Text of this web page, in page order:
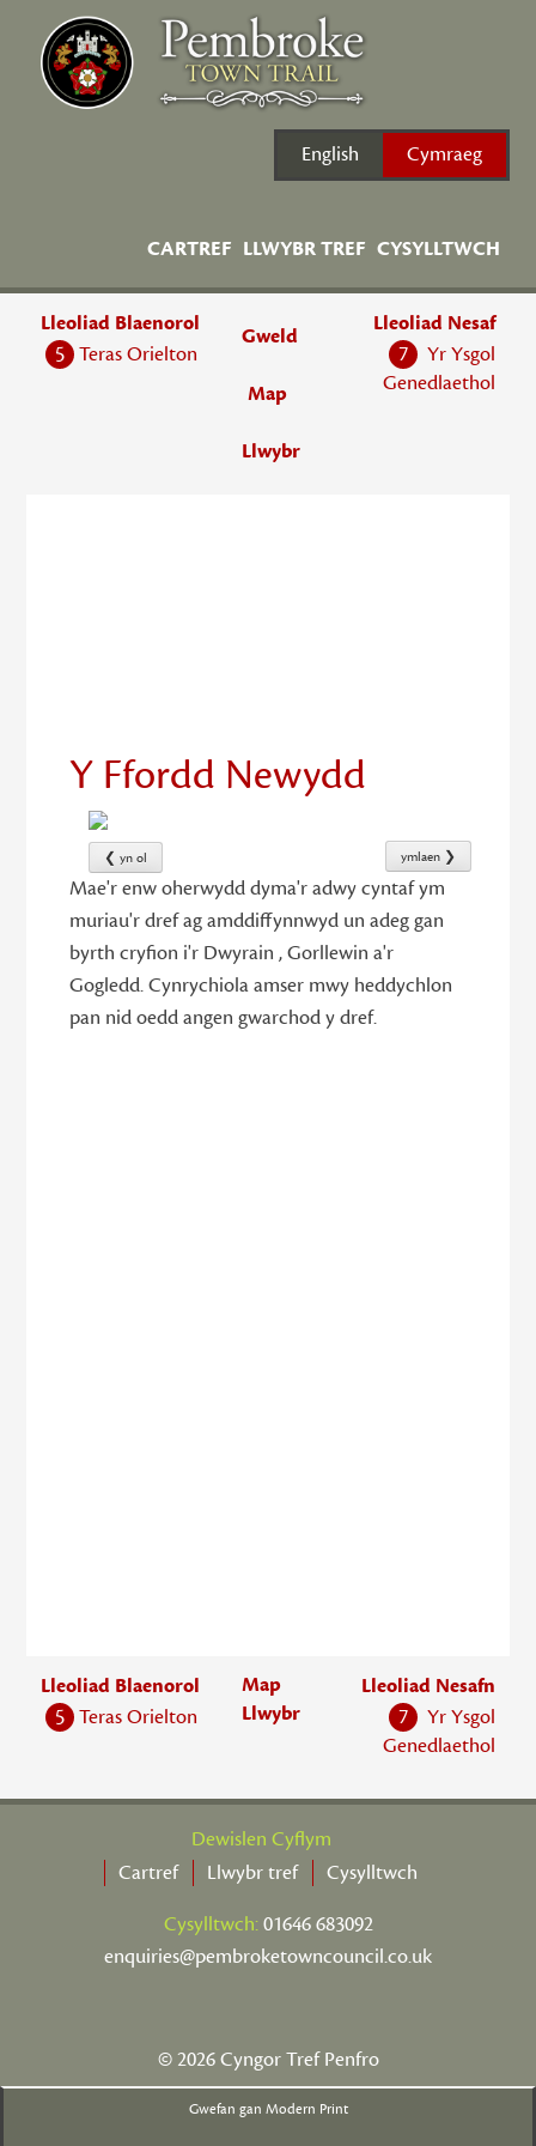
content
English Cymraeg
CARTREF LLWYBR TREF CYSYLLTWCH
Lleoliad Blaenorol
5 Teras Orielton
Gweld
Map
Llwybr
Lleoliad Nesaf
7
Yr Ysgol
Genedlaethol
Y Ffordd Newydd
❮ yn ol ymlaen ❯
Mae'r enw oherwydd dyma'r adwy cyntaf ym
muriau'r dref ag amddiffynnwyd un adeg gan
byrth cryfion i'r Dwyrain , Gorllewin a'r
Gogledd. Cynrychiola amser mwy heddychlon
pan nid oedd angen gwarchod y dref.
Lleoliad Blaenorol
5 Teras Orielton
Map
Llwybr
Lleoliad Nesafn
7
Yr Ysgol
Genedlaethol
Dewislen Cyflym
Cartref
Llwybr tref
Cysylltwch
Cysylltwch:01646 683092
enquiries@pembroketowncouncil.co.uk
© 2026 Cyngor Tref Penfro
Gwefan gan Modern Print